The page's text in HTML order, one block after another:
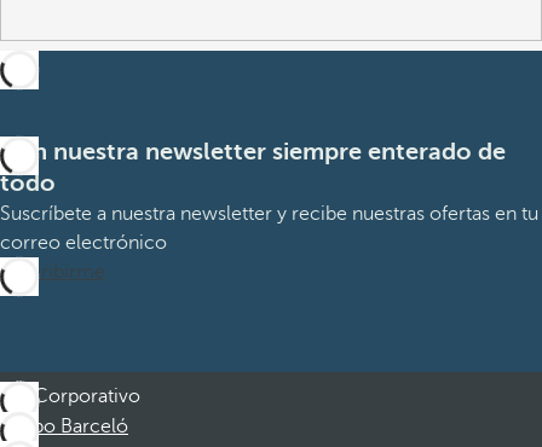
Con nuestra newsletter siempre enterado de
todo
Suscríbete a nuestra newsletter y recibe nuestras ofertas en tu
correo electrónico
Suscribirme
Corporativo
Grupo Barceló